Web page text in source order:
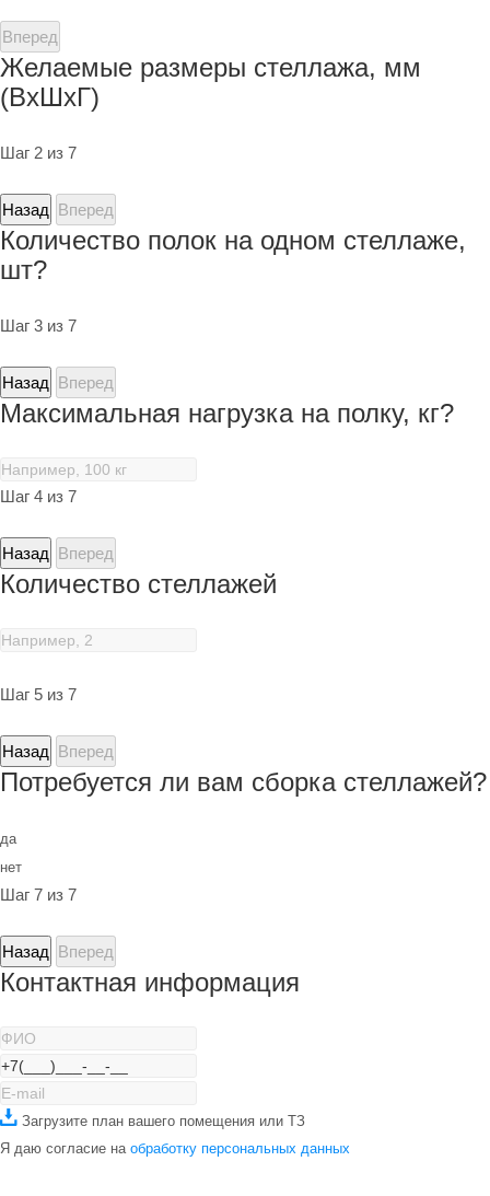
Вперед
Желаемые размеры стеллажа, мм
(ВхШхГ)
Шаг 2 из 7
Назад Вперед
Количество полок на одном стеллаже,
шт?
Шаг 3 из 7
Назад Вперед
Максимальная нагрузка на полку, кг?
Шаг 4 из 7
Назад Вперед
Количество стеллажей
Шаг 5 из 7
Назад Вперед
Потребуется ли вам сборка стеллажей?
да
нет
Шаг 7 из 7
Назад Вперед
Контактная информация
Загрузите план вашего помещения или ТЗ
Я даю согласие на обработку персональных данных